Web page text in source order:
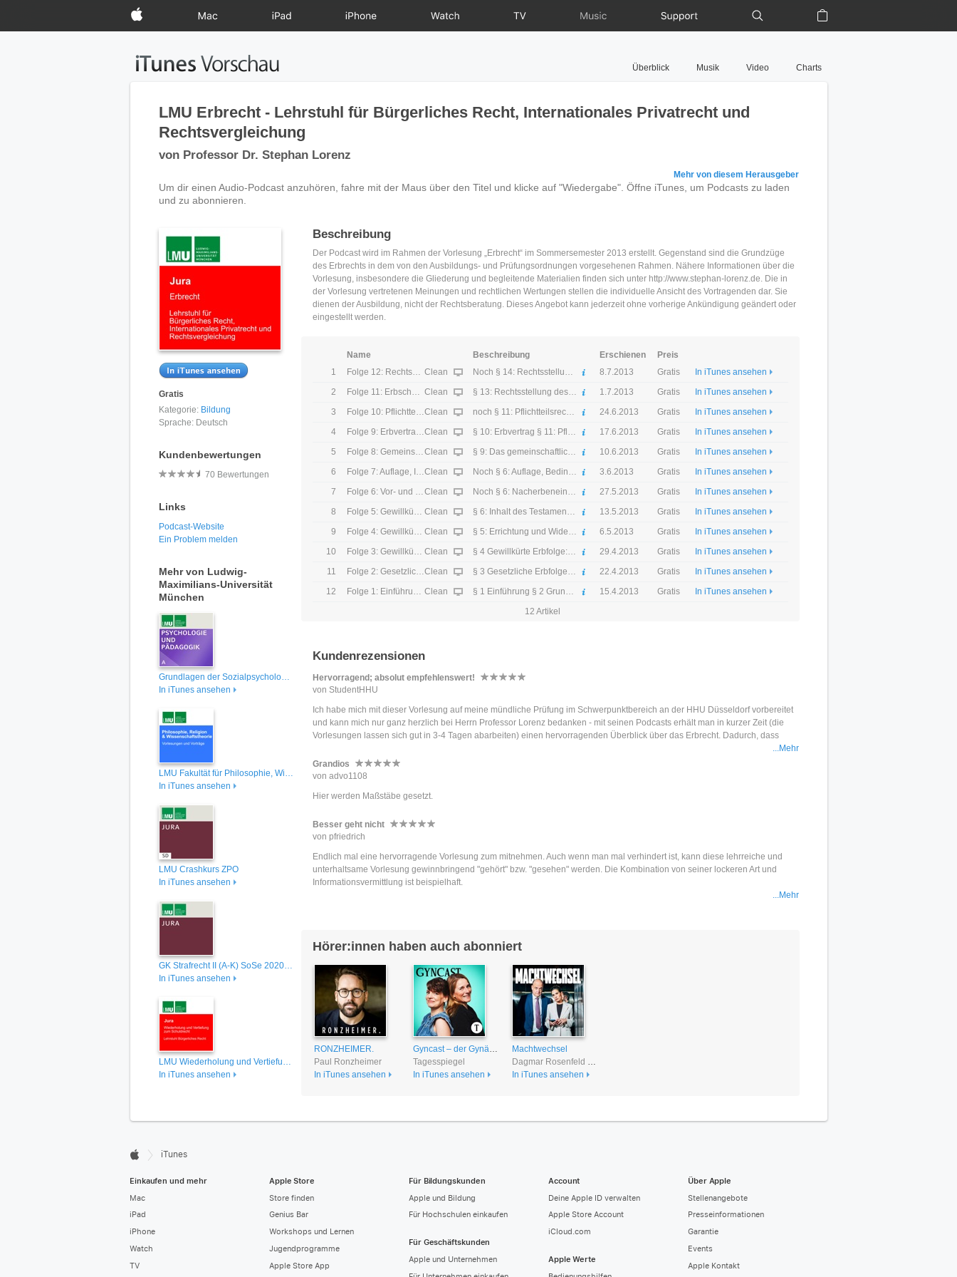
Apple Mac iPad iPhone Watch TV Music Support Einkaufstasche
Überblick Musik Video Charts
LMU Erbrecht - Lehrstuhl für Bürgerliches Recht, Internationales Privatrecht und
Rechtsvergleichung
von Professor Dr. Stephan Lorenz
Mehr von diesem Herausgeber
Um dir einen Audio-Podcast anzuhören, fahre mit der Maus über den Titel und klicke auf "Wiedergabe". Öffne iTunes, um Podcasts zu laden
und zu abonnieren.
Beschreibung
Der Podcast wird im Rahmen der Vorlesung „Erbrecht“ im Sommersemester 2013 erstellt. Gegenstand sind die Grundzüge
des Erbrechts in dem von den Ausbildungs- und Prüfungsordnungen vorgesehenen Rahmen. Nähere Informationen über die
Vorlesung, insbesondere die Gliederung und begleitende Materialien finden sich unter http://www.stephan-lorenz.de. Die in
der Vorlesung vertretenen Meinungen und rechtlichen Wertungen stellen die individuelle Ansicht des Vortragenden dar. Sie
dienen der Ausbildung, nicht der Rechtsberatung. Dieses Angebot kann jederzeit ohne vorherige Ankündigung geändert oder
eingestellt werden.
Name Beschreibung Erschienen
Preis
1
Clean
Folge 12: Rechtsstellung des Erben; Erbschaftsanspruch, Erbschein; Erbenhaftung, Mehrheit von Erben Noch § 14: Rechtsstellung des Erben, Rechtsnachfolge in Personengesellschaften; Erbschaftsanspruch, Gutglaubensschutzfunktion des Erbscheins § 15: Erbenhaftung (nur Überblick) § 16. Mehrheit von Erben 8.7.2013 Gratis
In iTunes ansehen
2
Clean
Folge 11: Erbschaftserwerb; Rechtsstellung des Erben § 13: Rechtsstellung des Erben, Erbschaftserwerb, Annahme und Ausschlagung § 14: Rechtsstellung des Erben: Universalsukzession 1.7.2013 Gratis
In iTunes ansehen
3
Clean
Folge 10: Pflichtteilsrecht; Rechtsgeschäfte unter Lebenden auf den Todesfall noch § 11: Pflichtteilsrecht § 12: Rechtsgeschäfte unter Lebenden den Todesfall 24.6.2013 Gratis
In iTunes ansehen
4
Clean
Folge 9: Erbvertrag, Pflichtteilsrecht § 10: Erbvertrag § 11: Pflichtteilsrecht 17.6.2013 Gratis
In iTunes ansehen
5
Clean
Folge 8: Gemeinschaftliches Testament § 9: Das gemeinschaftliche Testament 10.6.2013 Gratis
In iTunes ansehen
6
Clean
Folge 7: Auflage, Inhalt und Auslegung, Anfechtung von Testamenten, gemeinschaftl. Testament Noch § 6: Auflage, Bedingungen § 7: Auslegung und Umdeutung des Testaments § 8: Unwirksamkeit und Anfechtbarkeit von Testamenten § 9: Gemeinschaftliches Testament 3.6.2013 Gratis
In iTunes ansehen
7
Clean
Folge 6: Vor- und Nacherbschaft, Vermächtnis Noch § 6: Nacherbeneinsetzung, Schlusserbeneinsetzung, Vermächtnis 27.5.2013 Gratis
In iTunes ansehen
8
Clean
Folge 5: Gewillkürte Erbfolge § 6: Inhalt des Testaments: Erbeinsetzung; Anwachsung, Ersatzerbfolge, Nacherbeneinsetzung 13.5.2013 Gratis
In iTunes ansehen
9
Clean
Folge 4: Gewillkürte Erbfolge § 5: Errichtung und Widerruf des Testaments § 6: Inhalt des Testaments 6.5.2013 Gratis
In iTunes ansehen
10
Clean
Folge 3: Gewillkürte Erbfolge § 4 Gewillkürte Erbfolge: Grundlagen 29.4.2013 Gratis
In iTunes ansehen
11
Clean
Folge 2: Gesetzliche Erbfolge § 3 Gesetzliche Erbfolge von Verwandten und Ehegatten, Übungsfälle 22.4.2013 Gratis
In iTunes ansehen
12
Clean
Folge 1: Einführung und Grundprinzipien § 1 Einführung § 2 Grundbegriff und Grundprinzipien des Erbrechts § 3 Gesetzliche Erbfolge 15.4.2013 Gratis
In iTunes ansehen
12 Artikel
Kundenrezensionen
Hervorragend; absolut empfehlenswert!
von StudentHHU
Ich habe mich mit dieser Vorlesung auf meine mündliche Prüfung im Schwerpunktbereich an der HHU Düsseldorf vorbereitet
und kann mich nur ganz herzlich bei Herrn Professor Lorenz bedanken - mit seinen Podcasts erhält man in kurzer Zeit (die
Vorlesungen lassen sich gut in 3-4 Tagen abarbeiten) einen hervorragenden Überblick über das Erbrecht. Dadurch, dass
immer wieder derselbe Grundfall (die verworrenen Familienverhältnisse aus einer Fernsehsendung) aufgegriffen wird, kann
man sich vieles leicht einprägen. Dazu kommt die kurzweilige Art von Herrn Professor Lorenz, mit der das Zuhören - trotz der
wohl eher trockenen Materie - tatsächlich Spaß macht. Wer also eher ein „auditiver“ Lerntyp ist, sollte sich diese Podcasts
Prüfung sogar einen Fachbegriff nennen, auf den Herr Professor Lorenz in der Vorlesung eingegangen war; dafür gab es vom
Zuletzt besticht dieses Podcast auch damit, dass man tatsächlich jederzeit und überall lernen kann - selbst längere
Autofahrten lassen sich so sinnvoll nutzen.
Ich werde sicher auch für die weitere Examensvorbereitung auf die Podcasts von Herrn Professor Lorenz bzw. der LMU
zurückgreifen und bedanke mich hiermit noch einmal ausdrücklich für dieses tolle Angebot. Die 5 Sterne sind hochverdient.
...Mehr
Grandios
von advo1108
Hier werden Maßstäbe gesetzt.
Besser geht nicht
von pfriedrich
Endlich mal eine hervorragende Vorlesung zum mitnehmen. Auch wenn man mal verhindert ist, kann diese lehrreiche und
unterhaltsame Vorlesung gewinnbringend "gehört" bzw. "gesehen" werden. Die Kombination von seiner lockeren Art und
Informationsvermittlung ist beispielhaft.
...Mehr
Hörer:innen haben auch abonniert
RONZHEIMER.
Paul Ronzheimer
In iTunes ansehen
Gyncast – der Gynäkologie-Podcast
Tagesspiegel
In iTunes ansehen
Machtwechsel
Dagmar Rosenfeld und Robin Alexander
In iTunes ansehen
Gratis
Kategorie: Bildung
Sprache: Deutsch
Kundenbewertungen
70 Bewertungen
Links
Podcast-Website
Ein Problem melden
Mehr von Ludwig-
Maximilians-Universität
München
Grundlagen der Sozialpsychologie II (Klassische Psychologie) - SoSe 2005
In iTunes ansehen
LMU Fakultät für Philosophie, Wissenschaftstheorie und Religionswissenschaft - Vorlesungen und Vorträge
In iTunes ansehen
LMU Crashkurs ZPO
In iTunes ansehen
GK Strafrecht II (A-K) SoSe 2020 Satzger
In iTunes ansehen
LMU Wiederholung und Vertiefung zum Schuldrecht - Lehrstuhl für Bürgerliches Recht
In iTunes ansehen

iTunes
Einkaufen und mehr
Mac
iPad
iPhone
Watch
TV
Apple Store
Store finden
Genius Bar
Workshops und Lernen
Jugendprogramme
Apple Store App
Für Bildungskunden
Apple und Bildung
Für Hochschulen einkaufen
Für Geschäftskunden
Apple und Unternehmen
Account
Deine Apple ID verwalten
Apple Store Account
iCloud.com
Apple Werte
Über Apple
Stellenangebote
Presseinformationen
Garantie
Events
Apple Kontakt